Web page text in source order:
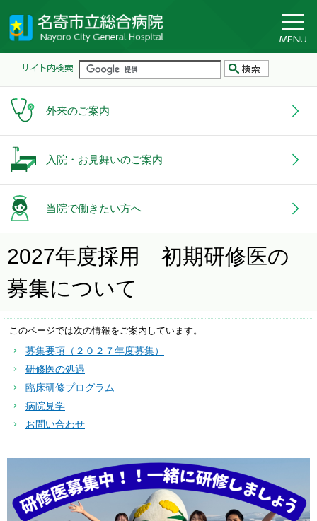
外来のご案内
入院・お見舞いのご案内
当院で働きたい方へ
2027年度採用 初期研修医の
募集について
このページでは次の情報をご案内しています。
募集要項（２０２７年度募集）
研修医の処遇
臨床研修プログラム
病院見学
お問い合わせ